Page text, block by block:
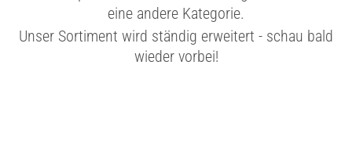
eine andere Kategorie.
Unser Sortiment wird ständig erweitert - schau bald
wieder vorbei!